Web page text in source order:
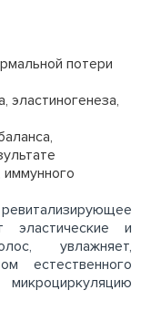
потери
эластиногенеза,
иммунного
и
увлажняет,
естественного
микроциркуляцию